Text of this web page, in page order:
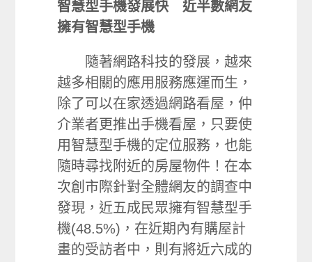
智慧型手機發展快 近半數網友
擁有智慧型手機
隨著網路科技的發展，越來
越多相關的應用服務應運而生，
除了可以在家透過網路看屋，仲
介業者更推出手機看屋，只要使
用智慧型手機的定位服務，也能
隨時尋找附近的房屋物件！在本
次創市際針對全體網友的調查中
發現，近五成民眾擁有智慧型手
機(48.5%)，在近期內有購屋計
畫的受訪者中，則有將近六成的